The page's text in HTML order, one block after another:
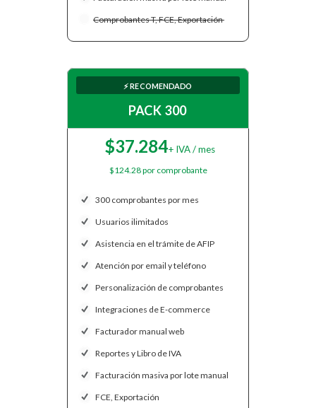
Comprobantes T, FCE, Exportación
$37.284+ IVA / mes
$124.28 por comprobante
300 comprobantes por mes
Usuarios ilimitados
Asistencia en el trámite de AFIP
Atención por email y teléfono
Integraciones de E-commerce
Facturador manual web
Reportes y Libro de IVA
Personalización de comprobantes
Facturación masiva por lote manual
FCE, Exportación
⚡ RECOMENDADO
PACK 300